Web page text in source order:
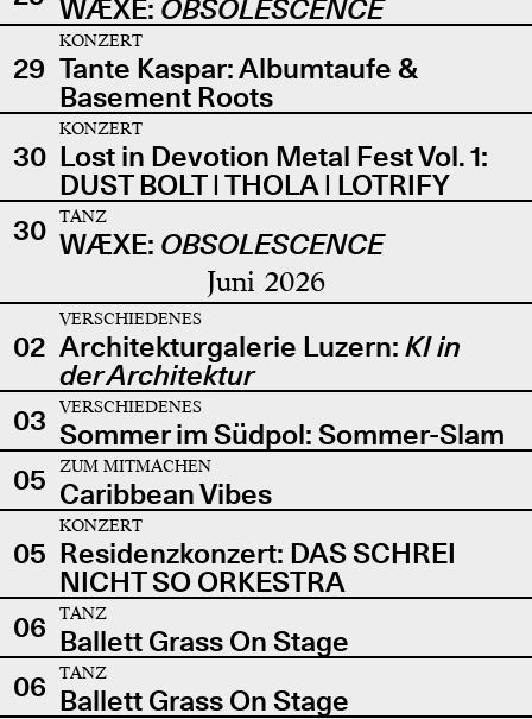
WÆXE: OBSOLESCENCE
29
KONZERT
Tante Kaspar: Albumtaufe &
Basement Roots
30
KONZERT
Lost in Devotion Metal Fest Vol. 1:
DUST BOLT | THOLA | LOTRIFY
30
TANZ
WÆXE: OBSOLESCENCE
Juni 2026
02
VERSCHIEDENES
Architekturgalerie Luzern: KI in
der Architektur
03
VERSCHIEDENES
Sommer im Südpol: Sommer-Slam
05
ZUM MITMACHEN
Caribbean Vibes
05
KONZERT
Residenzkonzert: DAS SCHREI
NICHT SO ORKESTRA
06
TANZ
Ballett Grass On Stage
06
TANZ
Ballett Grass On Stage